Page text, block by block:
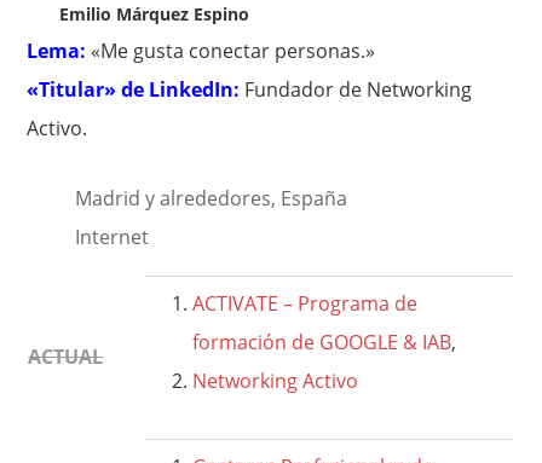
Emilio Márquez Espino
Lema: «Me gusta conectar personas.»
«Titular» de LinkedIn: Fundador de Networking
Activo.
Madrid y alrededores, España
Internet
ACTUAL
ACTIVATE – Programa de
formación de GOOGLE & IAB,
Networking Activo